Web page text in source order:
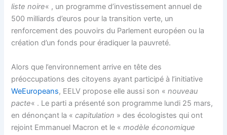
liste noire« , un programme d’investissement annuel de
500 milliards d’euros pour la transition verte, un
renforcement des pouvoirs du Parlement européen ou la
création d’un fonds pour éradiquer la pauvreté.
Alors que l’environnement arrive en tête des
préoccupations des citoyens ayant participé à l’initiative
WeEuropeans, EELV propose elle aussi son «nouveau
pacte« . Le parti a présenté son programme lundi 25 mars,
en dénonçant la «capitulation » des écologistes qui ont
rejoint Emmanuel Macron et le «modèle économique